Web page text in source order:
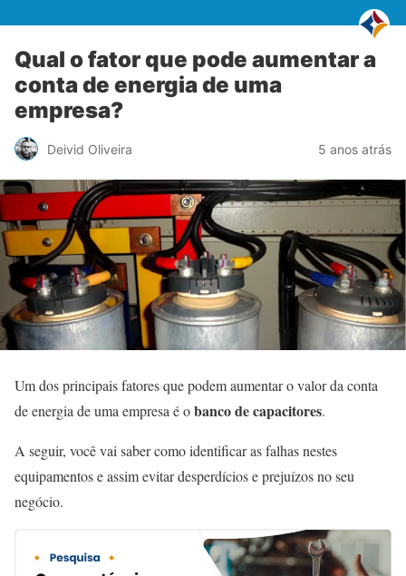
Qual o fator que pode aumentar a
conta de energia de uma
empresa?
Deivid Oliveira 5 anos atrás
Um dos principais fatores que podem aumentar o valor da conta
de energia de uma empresa é obanco de capacitores.
A seguir, você vai saber como identificar as falhas nestes
equipamentos e assim evitar desperdícios e prejuízos no seu
negócio.